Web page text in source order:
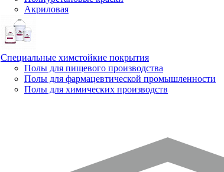
Акриловая
Специальные химстойкие покрытия
Полы для пищевого производства
Полы для фармацевтической промышленности
Полы для химических производств